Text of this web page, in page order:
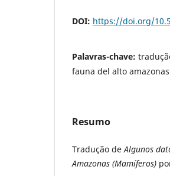
DOI: https://doi.org/
Palavras-chave:
fauna del alto
Resumo
Tradução deAlgunos
Amazonas (Mamíferos)